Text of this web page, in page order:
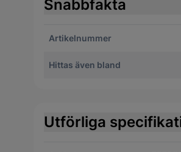
Snabbfakta
Artikelnummer
Hittas även bland
Utförliga